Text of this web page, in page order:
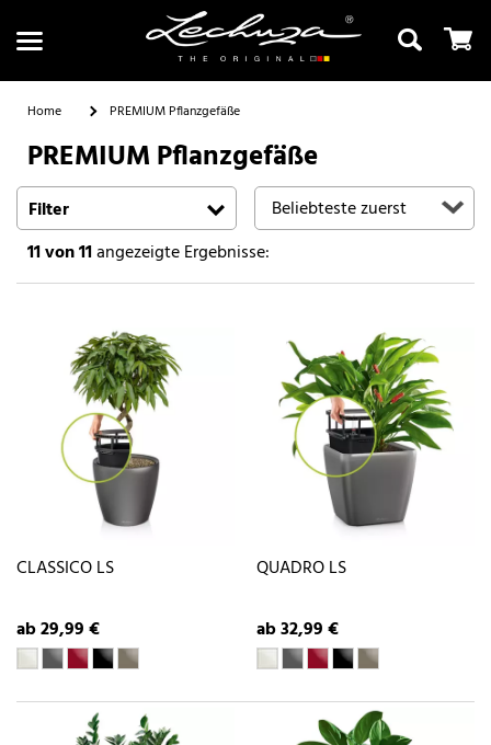
Suchen
Home PREMIUM Pflanzgefäße
PREMIUM Pflanzgefäße
Filter
11von 11angezeigte Ergebnisse:
CLASSICO LS
ab 29,99 €
QUADRO LS
ab 32,99 €